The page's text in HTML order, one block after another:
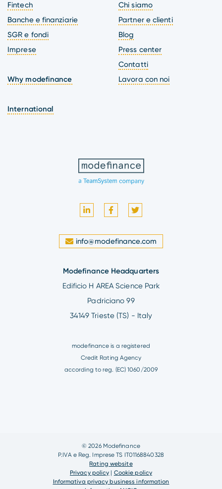
Fintech
Banche e finanziarie
SGR e fondi
Imprese
Why modefinance
International
Chi siamo
Partner e clienti
Blog
Press center
Contatti
Lavora con noi
info@modefinance.com
Modefinance Headquarters
Edificio H AREA Science Park
Padriciano 99
34149 Trieste (TS) - Italy
modefinance is a registered
Credit Rating Agency
according to reg. (EC) 1060/2009
© 2026 Modefinance
P.IVA e Reg. Imprese TS IT01168840328
Rating website
Privacy policy | Cookie policy
Informativa privacy business information